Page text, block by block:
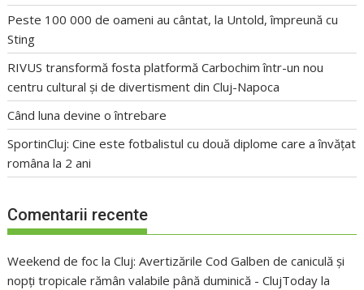
Peste 100 000 de oameni au cântat, la Untold, împreună cu
Sting
RIVUS transformă fosta platformă Carbochim într-un nou
centru cultural și de divertisment din Cluj-Napoca
Când luna devine o întrebare
SportinCluj: Cine este fotbalistul cu două diplome care a învățat
româna la 2 ani
Comentarii recente
Weekend de foc la Cluj: Avertizările Cod Galben de caniculă și
nopți tropicale rămân valabile până duminică - ClujToday la